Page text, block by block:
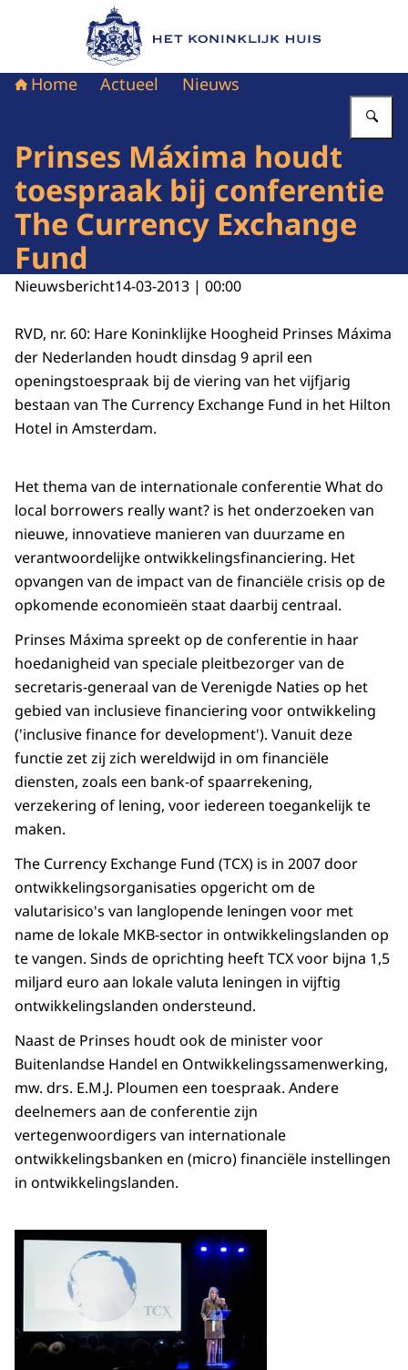
Naar de homepage van Het Koninklijk Huis
Home Actueel Nieuws
Prinses Máxima houdt
toespraak bij conferentie
The Currency Exchange
Fund
Nieuwsbericht14-03-2013 | 00:00
RVD, nr. 60: Hare Koninklijke Hoogheid Prinses Máxima
der Nederlanden houdt dinsdag 9 april een
openingstoespraak bij de viering van het vijfjarig
bestaan van The Currency Exchange Fund in het Hilton
Hotel in Amsterdam.
Het thema van de internationale conferentie What do
local borrowers really want? is het onderzoeken van
nieuwe, innovatieve manieren van duurzame en
verantwoordelijke ontwikkelingsfinanciering. Het
opvangen van de impact van de financiële crisis op de
opkomende economieën staat daarbij centraal.
Prinses Máxima spreekt op de conferentie in haar
hoedanigheid van speciale pleitbezorger van de
secretaris-generaal van de Verenigde Naties op het
gebied van inclusieve financiering voor ontwikkeling
('inclusive finance for development'). Vanuit deze
functie zet zij zich wereldwijd in om financiële
diensten, zoals een bank-of spaarrekening,
verzekering of lening, voor iedereen toegankelijk te
maken.
The Currency Exchange Fund (TCX) is in 2007 door
ontwikkelingsorganisaties opgericht om de
valutarisico's van langlopende leningen voor met
name de lokale MKB-sector in ontwikkelingslanden op
te vangen. Sinds de oprichting heeft TCX voor bijna 1,5
miljard euro aan lokale valuta leningen in vijftig
ontwikkelingslanden ondersteund.
Naast de Prinses houdt ook de minister voor
Buitenlandse Handel en Ontwikkelingssamenwerking,
mw. drs. E.M.J. Ploumen een toespraak. Andere
deelnemers aan de conferentie zijn
vertegenwoordigers van internationale
ontwikkelingsbanken en (micro) financiële instellingen
in ontwikkelingslanden.
Open de galerij in vergrote